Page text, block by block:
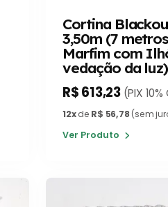
Cortina
3,50m (7
Marfim com
vedação da luz)
R$ 613,23 (PIX 10%
12xde R$ 56,78 (sem
Ver Produto